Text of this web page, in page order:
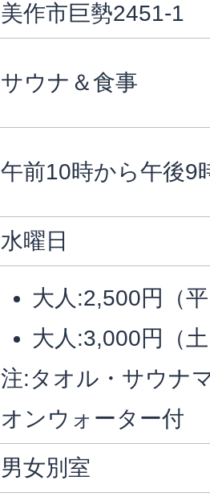
美作市巨勢2451-1
サウナ＆食事
午前10時から午後9
水曜日
大人:2,500円（
大人:3,000円（
注:タオル・サウナ
オンウォーター付
男女別室